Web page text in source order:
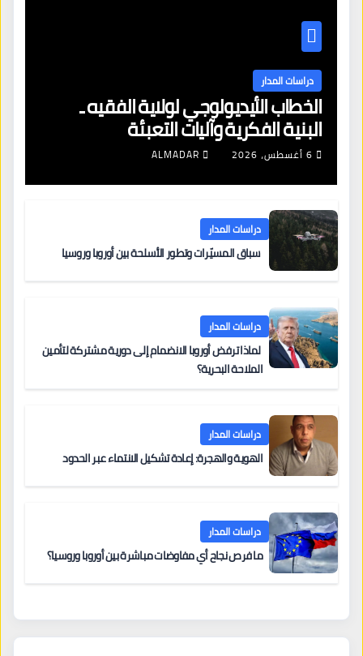
دراسات المدار
الخطاب الأيديولوجي لولاية الفقيه ـ
البنية الفكرية وآليات التعبئة
6 أغسطس، 2026 ALMADAR
دراسات المدار
سباق المسيّرات وتطور الأسلحة بين أوروبا وروسيا
دراسات المدار
لماذا ترفض أوروبا الانضمام إلى دورية مشتركة لتأمين
الملاحة البحرية؟
دراسات المدار
الهوية والهجرة: إعادة تشكيل الانتماء عبر الحدود
دراسات المدار
ما فرص نجاح أي مفاوضات مباشرة بين أوروبا وروسيا؟